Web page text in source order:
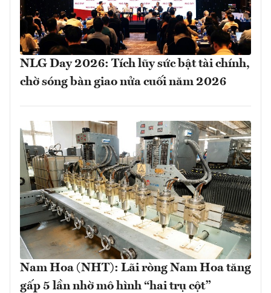
NLG Day 2026: Tích lũy sức bật tài chính,
chờ sóng bàn giao nửa cuối năm 2026
Nam Hoa (NHT): Lãi ròng Nam Hoa tăng
gấp 5 lần nhờ mô hình “hai trụ cột”